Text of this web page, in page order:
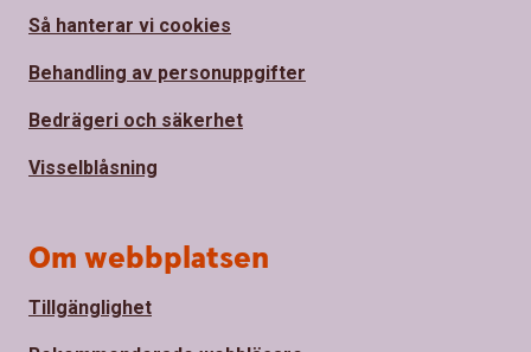
Så hanterar vi cookies
Behandling av personuppgifter
Bedrägeri och säkerhet
Visselblåsning
Om webbplatsen
Tillgänglighet